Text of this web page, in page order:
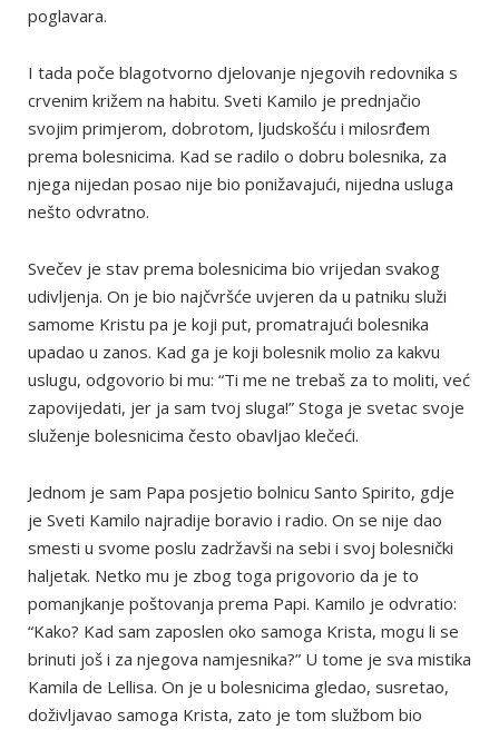
poglavara.
I tada poče blagotvorno djelovanje njegovih redovnika s
crvenim križem na habitu. Sveti Kamilo je prednjačio
svojim primjerom, dobrotom, ljudskošću i milosrđem
prema bolesnicima. Kad se radilo o dobru bolesnika, za
njega nijedan posao nije bio ponižavajući, nijedna usluga
nešto odvratno.
Svečev je stav prema bolesnicima bio vrijedan svakog
udivljenja. On je bio najčvršće uvjeren da u patniku služi
samome Kristu pa je koji put, promatrajući bolesnika
upadao u zanos. Kad ga je koji bolesnik molio za kakvu
uslugu, odgovorio bi mu: “Ti me ne trebaš za to moliti, već
zapovijedati, jer ja sam tvoj sluga!” Stoga je svetac svoje
služenje bolesnicima često obavljao klečeći.
Jednom je sam Papa posjetio bolnicu Santo Spirito, gdje
je Sveti Kamilo najradije boravio i radio. On se nije dao
smesti u svome poslu zadržavši na sebi i svoj bolesnički
haljetak. Netko mu je zbog toga prigovorio da je to
pomanjkanje poštovanja prema Papi. Kamilo je odvratio:
“Kako? Kad sam zaposlen oko samoga Krista, mogu li se
brinuti još i za njegova namjesnika?” U tome je sva mistika
Kamila de Lellisa. On je u bolesnicima gledao, susretao,
doživljavao samoga Krista, zato je tom službom bio